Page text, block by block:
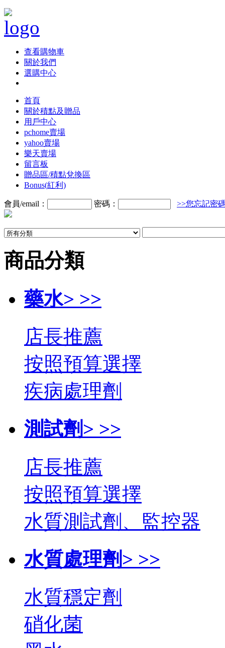
查看購物車
關於我們
選購中心
首頁
關於積點及贈品
用戶中心
pchome賣場
yahoo賣場
樂天賣場
留言板
贈品區/積點兌換區
Bonus(紅利)
會員/email： 密碼： >>您忘記密
商品分類
藥水> >>
店長推薦
按照預算選擇
疾病處理劑
測試劑> >>
店長推薦
按照預算選擇
水質測試劑、監控器
水質處理劑> >>
水質穩定劑
硝化菌